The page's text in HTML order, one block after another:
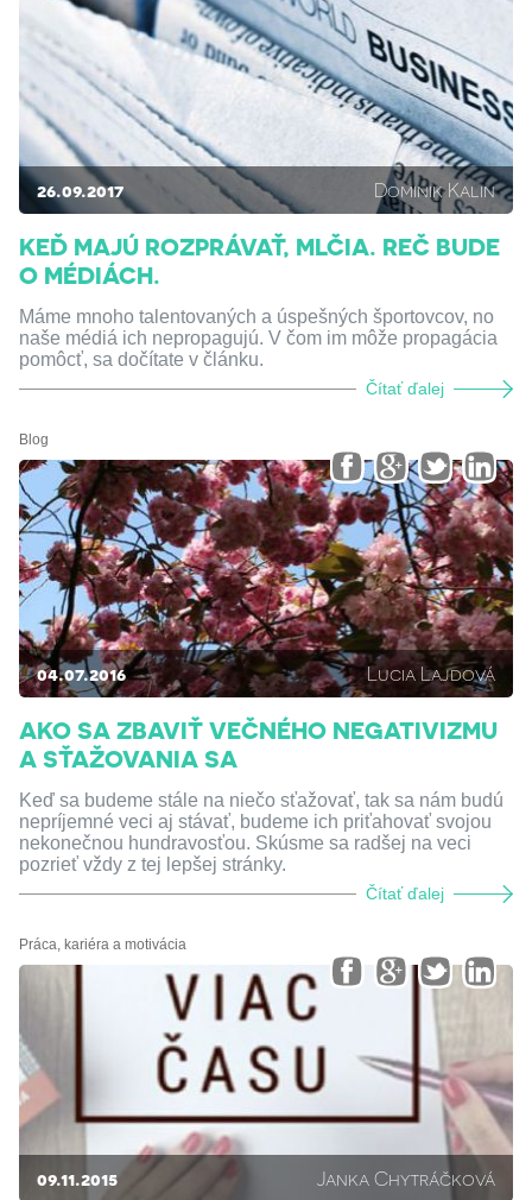
26.09.2017 Dominik Kalin
KEĎ MAJÚ ROZPRÁVAŤ, MLČIA. REČ BUDE
O MÉDIÁCH.
Máme mnoho talentovaných a úspešných športovcov, no
naše médiá ich nepropagujú. V čom im môže propagácia
pomôcť, sa dočítate v článku.
Čítať ďalej
Blog
04.07.2016 Lucia Lajdová
AKO SA ZBAVIŤ VEČNÉHO NEGATIVIZMU
A SŤAŽOVANIA SA
Keď sa budeme stále na niečo sťažovať, tak sa nám budú
nepríjemné veci aj stávať, budeme ich priťahovať svojou
nekonečnou hundravosťou. Skúsme sa radšej na veci
pozrieť vždy z tej lepšej stránky.
Čítať ďalej
Práca, kariéra a motivácia
09.11.2015 Janka Chytráčková